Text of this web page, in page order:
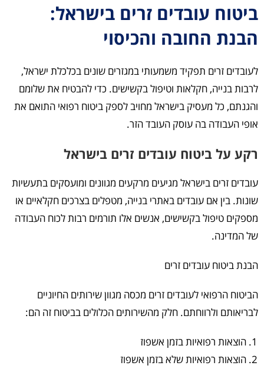
ביטוח עובדים זרים בישראל:
הבנת החובה והכיסוי
לעובדים זרים תפקיד משמעותי במגזרים שונים בכלכלת ישראל,
לרבות בנייה, חקלאות וטיפול בקשישים. כדי להבטיח את שלומם
והגנתם, כל מעסיק בישראל מחויב לספק ביטוח רפואי התואם את
אופי העבודה בה עוסק העובד הזר.
רקע על ביטוח עובדים זרים בישראל
עובדים זרים בישראל מגיעים מרקעים מגוונים ומועסקים בתעשיות
שונות. בין אם עובדים באתרי בנייה, מטפלים בצרכים חקלאיים או
מספקים טיפול בקשישים, אנשים אלו תורמים רבות לכוח העבודה
של המדינה.
הבנת ביטוח עובדים זרים
הביטוח הרפואי לעובדים זרים מכסה מגוון שירותים החיוניים
לבריאותם ולרווחתם. חלק מהשירותים הכלולים בביטוח זה הם:
הוצאות רפואיות בזמן אשפוז
הוצאות רפואיות שלא בזמן אשפוז